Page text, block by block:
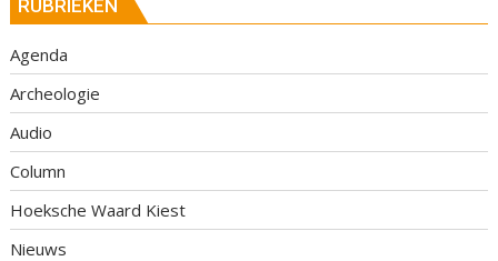
RUBRIEKEN
Agenda
Archeologie
Audio
Column
Hoeksche Waard Kiest
Nieuws